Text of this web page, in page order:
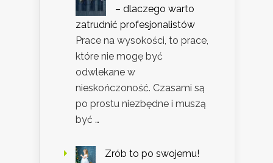
– dlaczego warto
zatrudnić profesjonalistów
Prace na wysokości, to prace,
które nie mogę być
odwlekane w
nieskończoność. Czasami są
po prostu niezbędne i muszą
być …
Zrób to po swojemu!